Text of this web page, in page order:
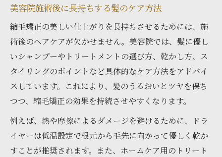
美容院施術後に長持ちする髪のケア方法
縮毛矯正の美しい仕上がりを長持ちさせるためには、施
術後のヘアケアが欠かせません。美容院では、髪に優し
いシャンプーやトリートメントの選び方、乾かし方、ス
タイリングのポイントなど具体的なケア方法をアドバイ
スしています。これにより、髪のうるおいとツヤを保ち
つつ、縮毛矯正の効果を持続させやすくなります。
例えば、熱や摩擦によるダメージを避けるために、ドラ
イヤーは低温設定で根元から毛先に向かって優しく乾か
すことが推奨されます。また、ホームケア用のトリート